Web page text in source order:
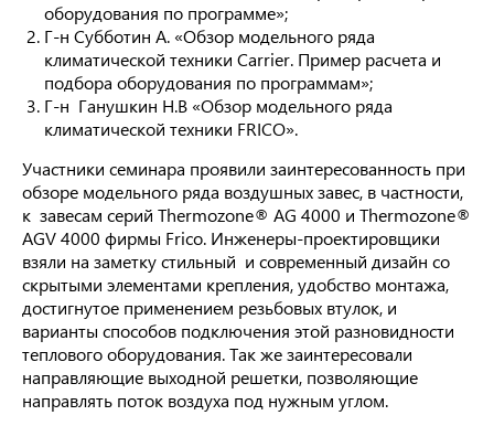
оборудования по программе»;
Г-н Субботин А. «Обзор модельного ряда
климатической техники Carrier. Пример расчета и
подбора оборудования по программам»;
Г-н Ганушкин Н.В «Обзор модельного ряда
климатической техники FRICO».
Участники семинара проявили заинтересованность при
обзоре модельного ряда воздушных завес, в частности,
к завесам серий Thermozone® AG 4000 и Thermozone®
AGV 4000 фирмы Frico. Инженеры-проектировщики
взяли на заметку стильный и современный дизайн со
скрытыми элементами крепления, удобство монтажа,
достигнутое применением резьбовых втулок, и
варианты способов подключения этой разновидности
теплового оборудования. Так же заинтересовали
направляющие выходной решетки, позволяющие
направлять поток воздуха под нужным углом.